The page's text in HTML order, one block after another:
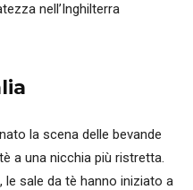
nell’Inghilterra
la scena delle bevande
a una nicchia più ristretta.
le sale da tè hanno iniziato a